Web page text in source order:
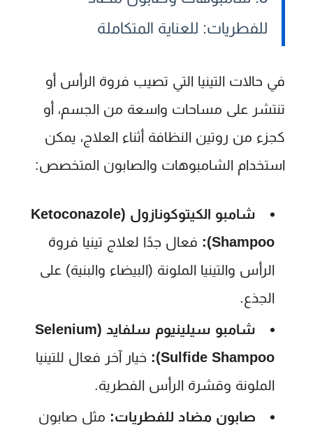
للفطريات: للعناية المتكاملة
في حالات التينيا التي تصيب فروة الرأس أو
تنتشر على مساحات واسعة من الجسم، أو
كجزء من روتين النظافة أثناء العلاج، يمكن
استخدام الشامبوهات والصابون المتخصص:
شامبو الكيتوكونازول (Ketoconazole
Shampoo):
فعال جدًا لعلاج تينيا فروة
الرأس والتينيا الملونة (البيضاء والبنية) على
الجذع.
شامبو سيلينيوم سلفايد (Selenium
Sulfide Shampoo):
خيار آخر فعال للتينيا
الملونة وقشرة الرأس الفطرية.
صابون مضاد للفطريات: مثل صابون